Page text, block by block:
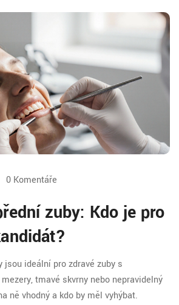
0 Komentáře
zuby: Kdo je pro
jsou ideální pro zdravé zuby s
tmavé skvrny nebo nepravidelný
ně vhodný a kdo by měl vyhýbat.